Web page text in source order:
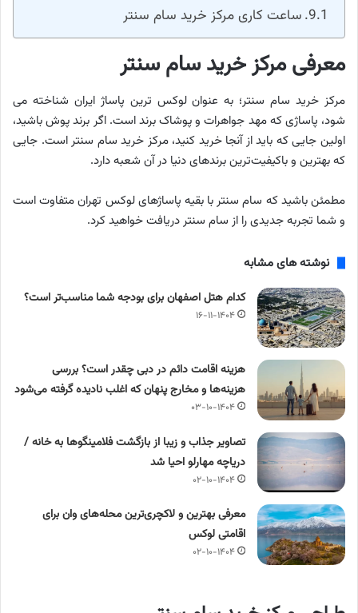
ساعت کاری مرکز خرید سام سنتر
معرفی مرکز خرید سام سنتر
مرکز خرید سام سنتر؛ به عنوان لوکس ترین پاساژ ایران شناخته می
شود، پاساژی که مهد جواهرات و پوشاک برند است. اگر برند پوش باشید،
اولین جایی که باید از آنجا خرید کنید، مرکز خرید سام سنتر است. جایی
که بهترین و باکیفیت‌ترین برندهای دنیا در آن شعبه دارد.
مطمئن باشید که سام سنتر با بقیه پاساژهای لوکس تهران متفاوت است
و شما تجربه جدیدی را از سام سنتر دریافت خواهید کرد.
نوشته های مشابه
کدام هتل اصفهان برای بودجه شما مناسب‌تر است؟
۱۶-۱۱-۱۴۰۴
هزینه اقامت دائم در دبی چقدر است؟ بررسی
هزینه‌ها و مخارج پنهان که اغلب نادیده گرفته می‌شود
۰۳-۱۰-۱۴۰۴
تصاویر جذاب و زیبا از بازگشت فلامینگوها به خانه /
دریاچه مهارلو احیا شد
۰۲-۱۰-۱۴۰۴
معرفی بهترین و لاکچری‌ترین محله‌های وان برای
اقامتی لوکس
۰۲-۱۰-۱۴۰۴